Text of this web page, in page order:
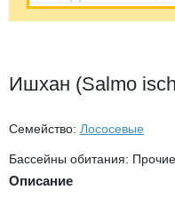
Ишхан (Salmo
Семейство: Лососевые
Бассейны обитания: Прочие
Описание